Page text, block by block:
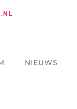
NIEUWS